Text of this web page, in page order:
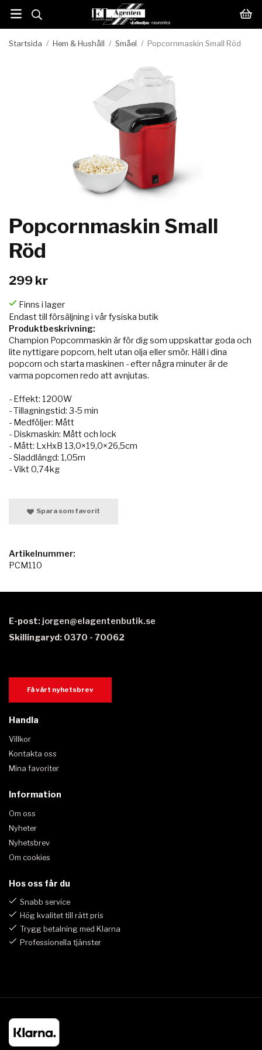
Startsida / Hem & Hushåll / Småel / Popcornmaskin Small Röd
Popcornmaskin Small
Röd
299 kr
Finns i lager
Endast till försäljning i vår fysiska butik
Produktbeskrivning:
Champion Popcornmaskin är för dig som uppskattar goda och
lite nyttigare popcorn, helt utan olja eller smör. Häll i dina
popcorn och starta maskinen - efter några minuter är de
varma popcornen redo att avnjutas.
- Effekt: 1200W
- Tillagningstid: 3-5 min
- Medföljer: Mått
- Diskmaskin: Mått och lock
- Mått: LxHxB 13,0×19,0×26,5cm
- Sladdlängd: 1,05m
- Vikt 0,74kg
Spara som favorit
Artikelnummer:
PCM110
E-post: jorgen@elagentenbutik.se
Skillingaryd: 0370 - 70062
Få vårt nyhetsbrev
Handla
Villkor
Kontakta oss
Mina favoriter
Information
Om oss
Nyheter
Nyhetsbrev
Om cookies
Hos oss får du
Snabb service
Hög kvalitet till rätt pris
Trygg betalning med Klarna
Professionella tjänster